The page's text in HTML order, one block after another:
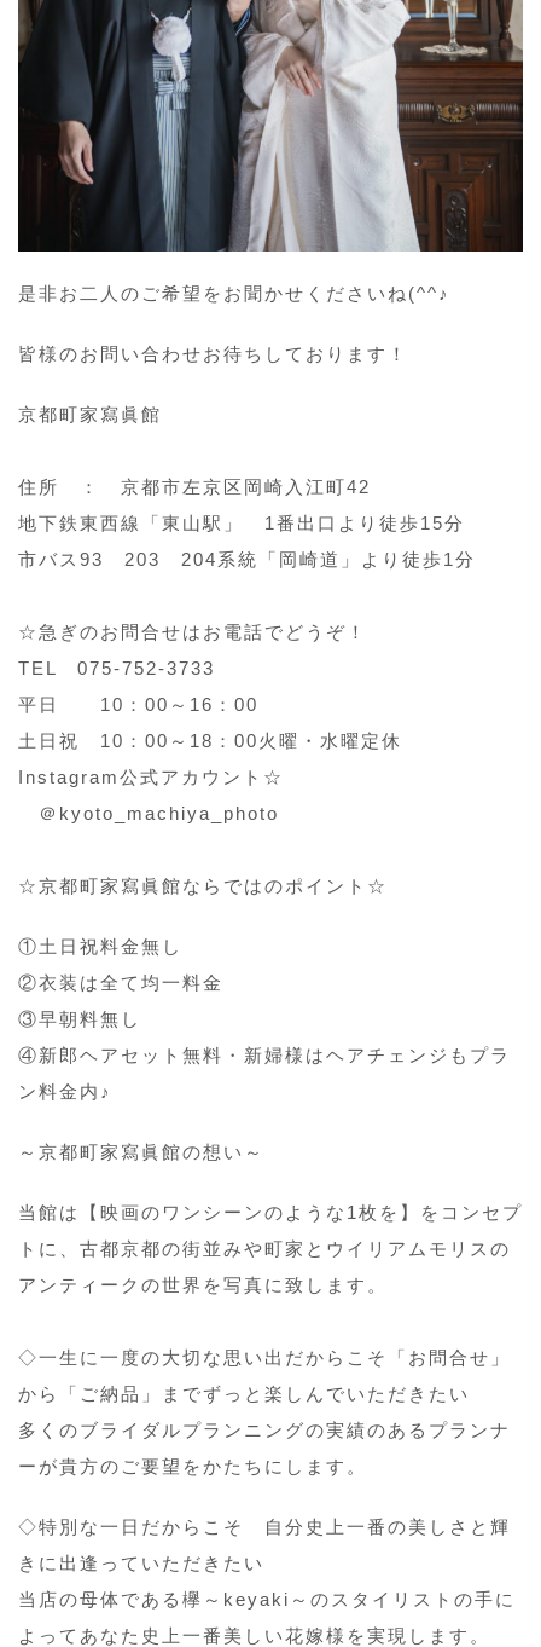
是非お二人のご希望をお聞かせくださいね(^^♪
皆様のお問い合わせお待ちしております！
京都町家寫眞館
住所 ： 京都市左京区岡崎入江町42
地下鉄東西線「東山駅」 1番出口より徒歩15分
市バス93 203 204系統「岡崎道」より徒歩1分
☆急ぎのお問合せはお電話でどうぞ！
TEL 075-752-3733
平日 10：00～16：00
土日祝 10：00～18：00火曜・水曜定休
Instagram公式アカウント☆
＠kyoto_machiya_photo
☆京都町家寫眞館ならではのポイント☆
①土日祝料金無し
②衣装は全て均一料金
③早朝料無し
④新郎ヘアセット無料・新婦様はヘアチェンジもプラ
ン料金内♪
～京都町家寫眞館の想い～
当館は【映画のワンシーンのような1枚を】をコンセプ
トに、古都京都の街並みや町家とウイリアムモリスの
アンティークの世界を写真に致します。
◇一生に一度の大切な思い出だからこそ「お問合せ」
から「ご納品」までずっと楽しんでいただきたい
多くのブライダルプランニングの実績のあるプランナ
ーが貴方のご要望をかたちにします。
◇特別な一日だからこそ 自分史上一番の美しさと輝
きに出逢っていただきたい
当店の母体である欅～keyaki～のスタイリストの手に
よってあなた史上一番美しい花嫁様を実現します。